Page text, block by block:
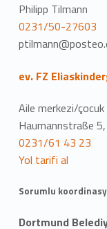
Philipp Tilmann
0231/50-27603
ev. FZ
Aile merkezi/çocuk
Haumannstraße
0231/61 43 23
Yol tarifi al
Sorumlu
Dortmund